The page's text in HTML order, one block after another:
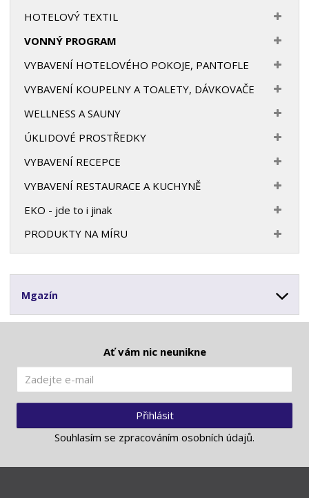
HOTELOVÝ TEXTIL
VONNÝ PROGRAM
VYBAVENÍ HOTELOVÉHO POKOJE, PANTOFLE
VYBAVENÍ KOUPELNY A TOALETY, DÁVKOVAČE
WELLNESS A SAUNY
ÚKLIDOVÉ PROSTŘEDKY
VYBAVENÍ RECEPCE
VYBAVENÍ RESTAURACE A KUCHYNĚ
EKO - jde to i jinak
PRODUKTY NA MÍRU
Mgazín
Ať vám nic neunikne
Přihlásit
Souhlasím se zpracováním osobních údajů.